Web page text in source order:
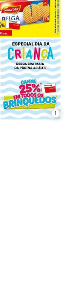
1